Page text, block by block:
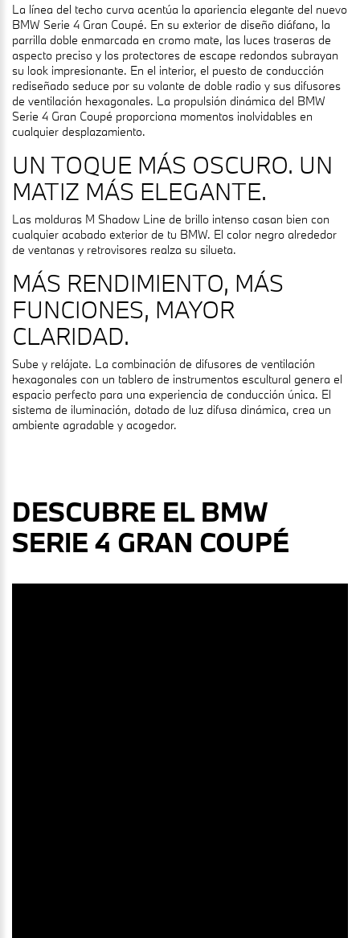
La línea del techo curva acentúa la apariencia elegante del nuevo
BMW Serie 4 Gran Coupé. En su exterior de diseño diáfano, la
parrilla doble enmarcada en cromo mate, las luces traseras de
aspecto preciso y los protectores de escape redondos subrayan
su look impresionante. En el interior, el puesto de conducción
rediseñado seduce por su volante de doble radio y sus difusores
de ventilación hexagonales. La propulsión dinámica del BMW
Serie 4 Gran Coupé proporciona momentos inolvidables en
cualquier desplazamiento.
UN TOQUE MÁS OSCURO. UN
MATIZ MÁS ELEGANTE.
Las molduras M Shadow Line de brillo intenso casan bien con
cualquier acabado exterior de tu BMW. El color negro alrededor
de ventanas y retrovisores realza su silueta.
MÁS RENDIMIENTO, MÁS
FUNCIONES, MAYOR
CLARIDAD.
Sube y relájate. La combinación de difusores de ventilación
hexagonales con un tablero de instrumentos escultural genera el
espacio perfecto para una experiencia de conducción única. El
sistema de iluminación, dotado de luz difusa dinámica, crea un
ambiente agradable y acogedor.
DESCUBRE EL BMW
SERIE 4 GRAN COUPÉ